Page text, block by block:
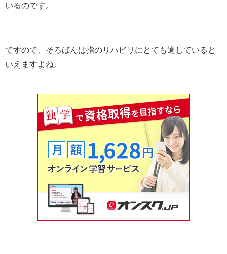
いるのです。
ですので、そろばんは指のリハビリにとても適していると
いえますよね。